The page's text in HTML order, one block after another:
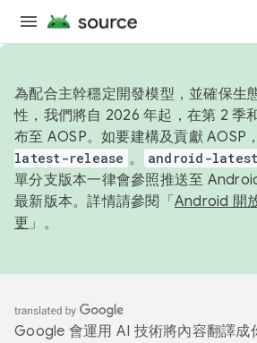
為配合主幹穩定開發模型，並確保生
性，我們將自 2026 年起，在第 2 季
布至 AOSP。如要建構及貢獻 AOSP
latest-release 。 android-
單分支版本一律會參照推送至
最新版本。詳情請參閱「 Android 開
更 」。
Google 會運用 AI 技術將內容翻譯成